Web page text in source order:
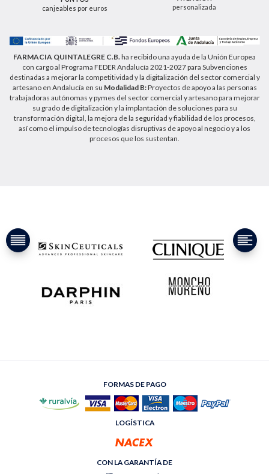
privacidad que puede consultar en la dirección web
canjeables por euros
personalizada
FARMACIA QUINTALEGRE C.B.ha recibido una ayuda de la Unión Europea
con cargo al Programa FEDER Andalucía 2021-2027 para Subvenciones
destinadas a mejorar la competitividad y la digitalización del sector comercial y
artesano en Andalucía en su Modalidad B:Proyectos de apoyo a las personas
trabajadoras autónomas y pymes del sector comercial y artesano para mejorar
su grado de digitalización y la implantación de soluciones para su
transformación digital, la mejora de la seguridad y fiabilidad de los procesos,
así como el impulso de tecnologías disruptivas de apoyo al negocio y a los
procesos que los sustentan.
FORMAS DE PAGO
LOGÍSTICA
CON LA GARANTÍA DE